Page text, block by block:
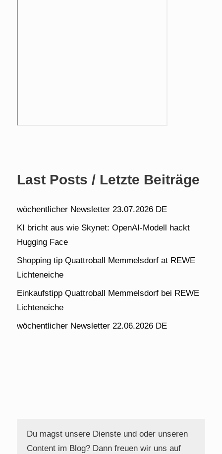
Last Posts / Letzte Beiträge
wöchentlicher Newsletter 23.07.2026 DE
KI bricht aus wie Skynet: OpenAI-Modell hackt
Hugging Face
Shopping tip Quattroball Memmelsdorf at REWE
Lichteneiche
Einkaufstipp Quattroball Memmelsdorf bei REWE
Lichteneiche
wöchentlicher Newsletter 22.06.2026 DE
Du magst unsere Dienste und oder unseren
Content im Blog? Dann freuen wir uns auf